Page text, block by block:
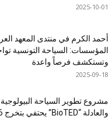
2025-10-01
أحمد الكرم في منتدى المعهد
المؤسسات: السياحة التونسية
وتستكشف فرصاً واعدة
2025-09-18
مشروع تطوير السياحة